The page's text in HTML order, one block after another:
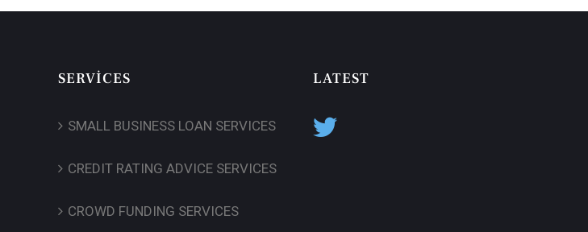
SERVICES
SMALL BUSINESS LOAN SERVICES
CREDIT RATING ADVICE SERVICES
CROWD FUNDING SERVICES
LATEST